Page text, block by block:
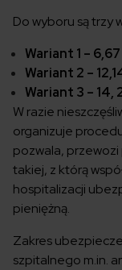
Do wyboru są trzy
Wariant 1 –
Wariant 2 –
Wariant 3 – 14,
W razie
organizuje
pozwala,
takiej, z którą
hospitalizacji
pieniężną.
Zakres
szpitalnego m.in.